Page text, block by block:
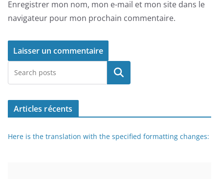
Enregistrer mon nom, mon e-mail et mon site dans le
navigateur pour mon prochain commentaire.
Rechercher
Articles récents
Here is the translation with the specified formatting changes: